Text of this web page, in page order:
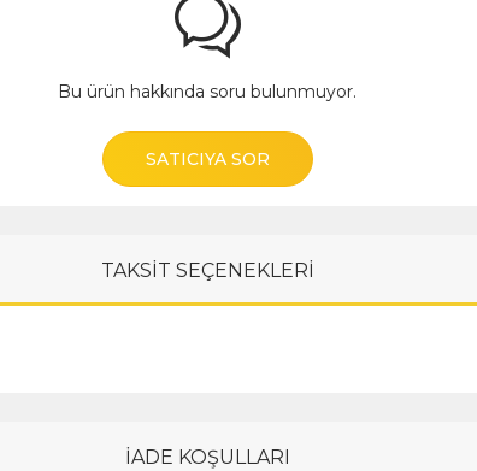
Bu ürün hakkında soru bulunmuyor.
SATICIYA SOR
TAKSİT SEÇENEKLERİ
İADE KOŞULLARI